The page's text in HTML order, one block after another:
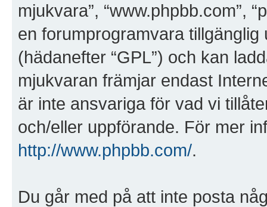
mjukvara”, “www.phpbb.com”,
en forumprogramvara tillgänglig
(hädanefter “GPL”) och kan
mjukvaran främjar endast
är inte ansvariga för vad vi
och/eller uppförande. För mer
http://www.phpbb.com/.
Du går med på att inte posta